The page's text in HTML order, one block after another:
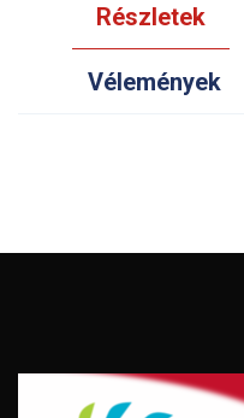
Részletek
Vélemények